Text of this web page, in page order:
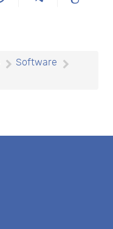
Software